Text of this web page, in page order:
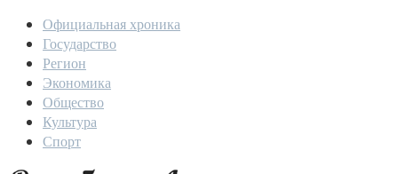
Официальная хроника
Государство
Регион
Экономика
Общество
Культура
Спорт